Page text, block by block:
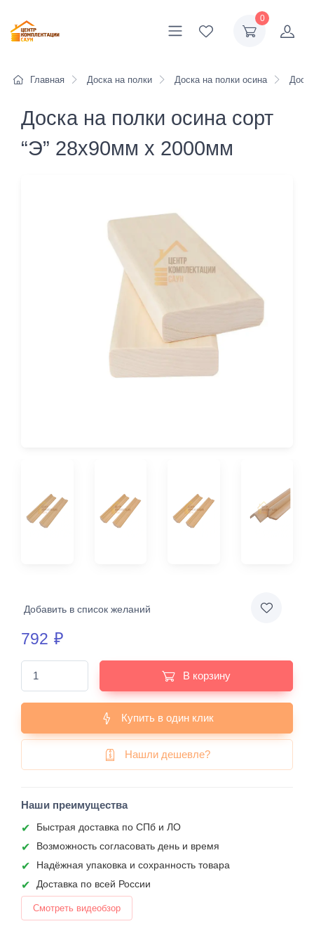
0
Главная Доска на полки Доска на полки осина
Доска на полки осина сорт
“Э” 28х90мм х 2000мм
Добавить в список желаний
792 ₽
В корзину
Купить в один клик
Нашли дешевле?
Наши преимущества
Быстрая доставка по СПб и ЛО
Возможность согласовать день и время
Надёжная упаковка и сохранность товара
Доставка по всей России
Смотреть видеобзор